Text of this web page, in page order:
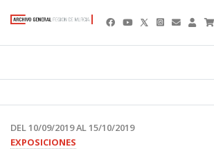
DEL 10/09/2019 AL 15/10/2019
EXPOSICIONES